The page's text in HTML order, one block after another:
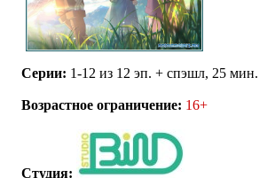
Серии: 1-12 из 12 эп. + спэшл, 25 мин.
Возрастное ограничение: 16+
Студия: